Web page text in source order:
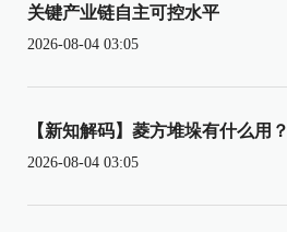
关键产业链自主可控水平
2026-08-04 03:05
【新知解码】菱方堆垛有什么用？
2026-08-04 03:05